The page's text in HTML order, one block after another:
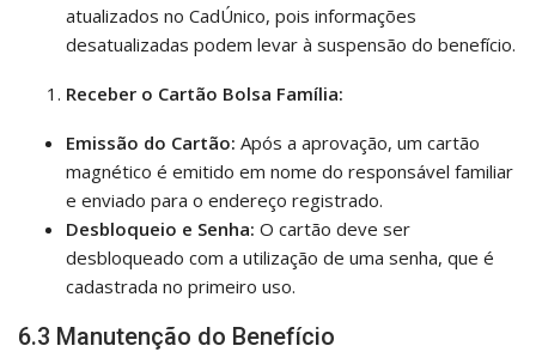
atualizados no CadÚnico, pois informações
desatualizadas podem levar à suspensão do benefício.
Receber o Cartão Bolsa Família:
Emissão do Cartão: Após a aprovação, um cartão
magnético é emitido em nome do responsável familiar
e enviado para o endereço registrado.
Desbloqueio e Senha: O cartão deve ser
desbloqueado com a utilização de uma senha, que é
cadastrada no primeiro uso.
6.3 Manutenção do Benefício